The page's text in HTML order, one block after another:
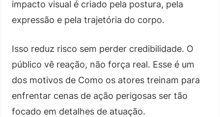
impacto visual é criado pela postura, pela
expressão e pela trajetória do corpo.
Isso reduz risco sem perder credibilidade. O
público vê reação, não força real. Esse é um
dos motivos de Como os atores treinam para
enfrentar cenas de ação perigosas ser tão
focado em detalhes de atuação.